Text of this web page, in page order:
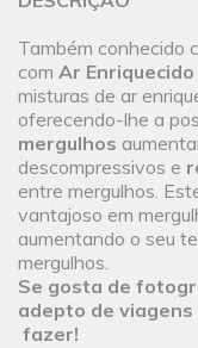
Também conhecido
com Ar Enriquecido
misturas de ar
oferecendo-lhe a
mergulhos
descompressivos e
entre mergulhos.
vantajoso em
aumentando o seu
mergulhos.
Se gosta de
adepto de
fazer!